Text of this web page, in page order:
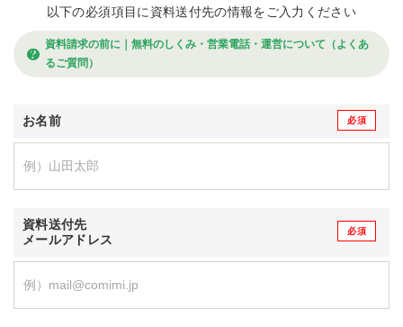
以下の必須項目に資料送付先の情報をご入力ください
資料請求の前に｜無料のしくみ・営業電話・運営について（よくあ
るご質問）
お名前
資料送付先
メールアドレス